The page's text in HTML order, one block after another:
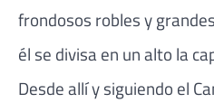
frondosos robles y
él se divisa en un alto la
Desde allí y siguiendo el